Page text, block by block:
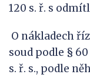
120 s. ř. s
O nákladech
soud podle § 60
s. ř. s., podle